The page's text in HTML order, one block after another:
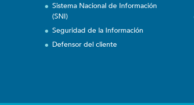
Sistema Nacional de Información
(SNI)
Seguridad de la Información
Defensor del cliente